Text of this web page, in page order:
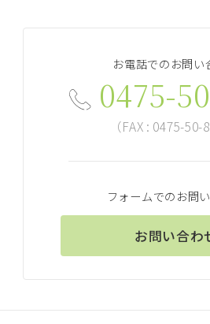
お電話でのお問い
0475-
（FAX : 0475-50-
フォームでのお問
お問い合わ